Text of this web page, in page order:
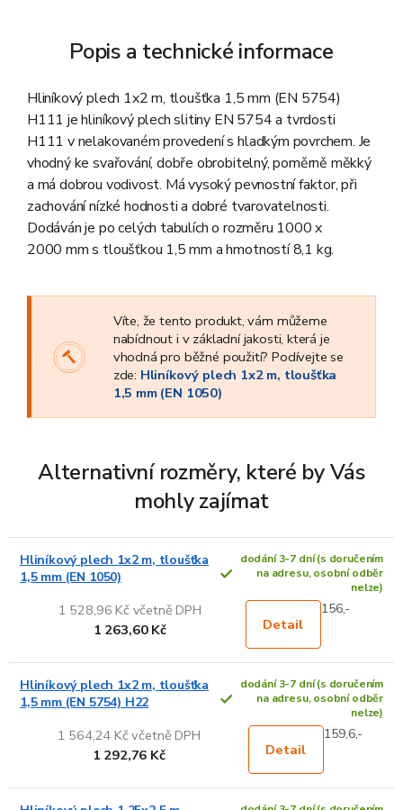
Popis a technické informace
Hliníkový plech 1x2 m, tloušťka 1,5 mm (EN 5754)
H111 je hliníkový plech slitiny EN 5754 a tvrdosti
H111 v nelakovaném provedení s hladkým povrchem. Je
vhodný ke svařování, dobře obrobitelný, poměrně měkký
a má dobrou vodivost. Má vysoký pevnostní faktor, při
zachování nízké hodnosti a dobré tvarovatelnosti.
Dodáván je po celých tabulích o rozměru 1000 x
2000 mm s tloušťkou 1,5 mm a hmotností 8,1 kg.
Víte, že tento produkt, vám můžeme
nabídnout i v základní jakosti, která je
vhodná pro běžné použití? Podívejte se
zde: Hliníkový plech 1x2 m, tloušťka
1,5 mm (EN 1050)
Alternativní rozměry, které by Vás
mohly zajímat
Hliníkový plech 1x2 m, tloušťka
1,5 mm (EN 1050)
dodání 3-7 dní (s doručením
na adresu, osobní odběr
nelze)
1 528,96 Kč včetně DPH
1 263,60 Kč
Detail
156,-
Hliníkový plech 1x2 m, tloušťka
1,5 mm (EN 5754) H22
dodání 3-7 dní (s doručením
na adresu, osobní odběr
nelze)
1 564,24 Kč včetně DPH
1 292,76 Kč
Detail
159,6,-